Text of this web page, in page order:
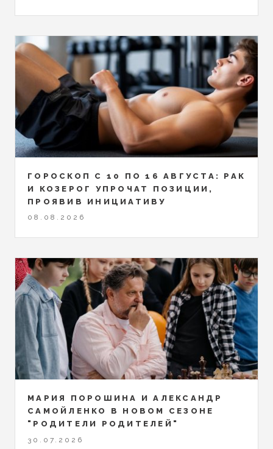
ГОРОСКОП С 10 ПО 16 АВГУСТА: РАК
И КОЗЕРОГ УПРОЧАТ ПОЗИЦИИ,
ПРОЯВИВ ИНИЦИАТИВУ
08.08.2026
МАРИЯ ПОРОШИНА И АЛЕКСАНДР
САМОЙЛЕНКО В НОВОМ СЕЗОНЕ
"РОДИТЕЛИ РОДИТЕЛЕЙ"
30.07.2026